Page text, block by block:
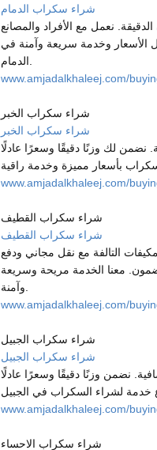
شراء سكراب الدمام
نعمل مع الأفراد والمصانع
الأسعار وخدمة سريعة وآمنة في
www.amjadalkhaleej.com/
شراء سكراب الخبر
شراء سكراب الخبر
نضمن لك وزنًا دقيقًا وسعرًا عادلًا
www.amjadalkhaleej.com/
شراء سكراب القطيف
شراء سكراب القطيف
التالفة مع نقل مجاني ودفع
معنا الخدمة مريحة وسريعة
www.amjadalkhaleej.com/
شراء سكراب الجبيل
شراء سكراب الجبيل
نضمن وزنًا دقيقًا وسعرًا عادلًا
www.amjadalkhaleej.com/
شراء سكراب الاحساء